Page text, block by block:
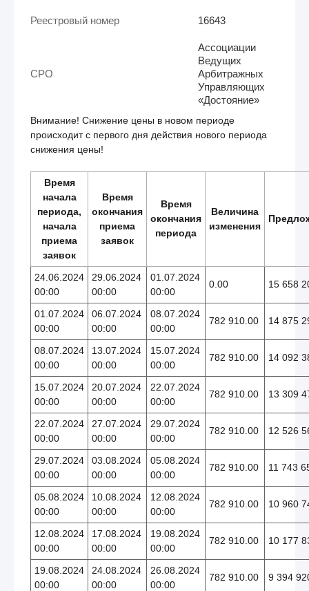
Реестровый номер 16643
СРО
Ассоциации
Ведущих
Арбитражных
Управляющих
«Достояние»
Внимание! Снижение цены в новом периоде
происходит с первого дня действия нового периода
снижения цены!
Время
начала
периода,
начала
приема
заявок
Время
окончания
приема
заявок
Время
окончания
периода
Величина
изменения
24.06.2024
00:00
29.06.2024
00:00
01.07.2024
00:00
0.00 15 658
01.07.2024
00:00
06.07.2024
00:00
08.07.2024
00:00
782 910.00 14 875
08.07.2024
00:00
13.07.2024
00:00
15.07.2024
00:00
782 910.00 14 092
15.07.2024
00:00
20.07.2024
00:00
22.07.2024
00:00
782 910.00 13 309
22.07.2024
00:00
27.07.2024
00:00
29.07.2024
00:00
782 910.00 12 526
29.07.2024
00:00
03.08.2024
00:00
05.08.2024
00:00
782 910.00 11 743
05.08.2024
00:00
10.08.2024
00:00
12.08.2024
00:00
782 910.00 10 960
12.08.2024
00:00
17.08.2024
00:00
19.08.2024
00:00
782 910.00 10 177
19.08.2024
00:00
24.08.2024
00:00
26.08.2024
00:00
782 910.00 9 394